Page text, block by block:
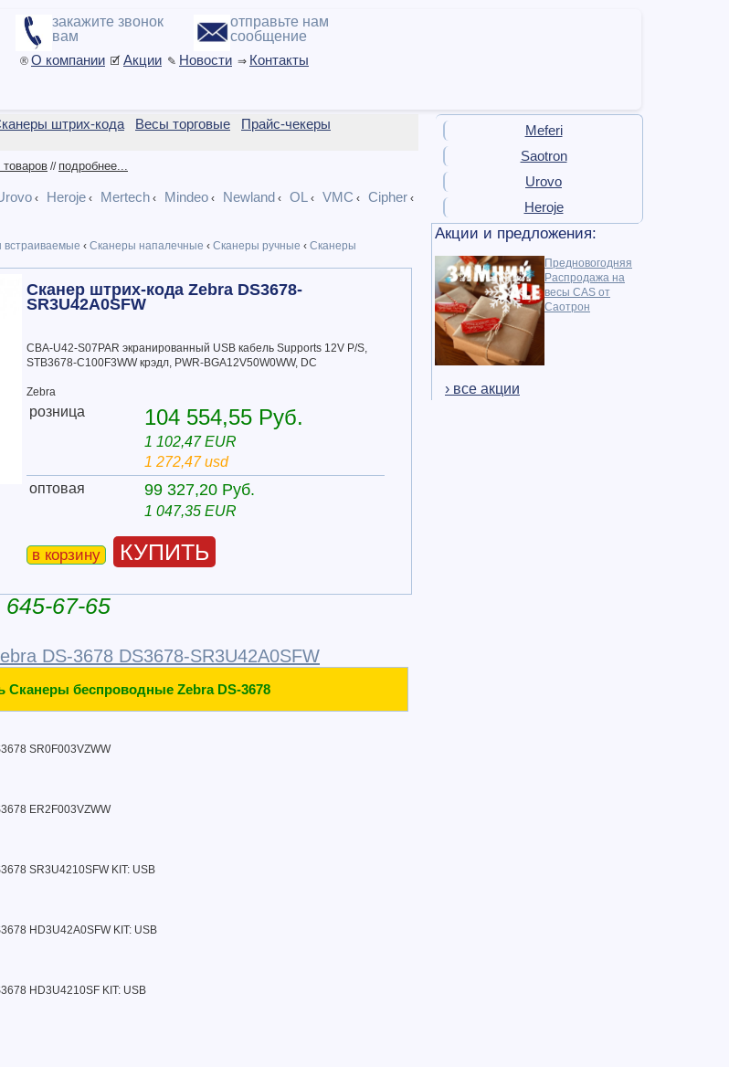
закажите звонок
вам
отправьте нам
сообщение
® О компании 🗹 Акции ✎ Новости ⇒ Контакты
Meferi
Saotron
Urovo
Heroje
Акции и предложения:
Предновогодняя
Распродажа на
весы CAS от
Саотрон
› все акции
штрих-кода Весы торговые
Прайс-чекеры
товаров // подробнее...
‹ Heroje ‹ Mertech ‹ Mindeo ‹ Newland ‹ OL ‹ VMC ‹ Cipher ‹
встраиваемые ‹ Сканеры напалечные ‹ Сканеры ручные ‹ Сканеры
Сканер штрих-кода Zebra DS3678-
SR3U42A0SFW
CBA-U42-S07PAR экранированный USB кабель Supports 12V P/S,
STB3678-C100F3WW крэдл, PWR-BGA12V50W0WW, DC
Zebra
розница 104 554,55 Руб.
1 102,47 EUR
1 272,47 usd
оптовая
99 327,20 Руб.
1 047,35 EUR
в корзину КУПИТЬ
645-67-65
DS-3678 DS3678-SR3U42A0SFW
Сканеры беспроводные Zebra DS-3678
SR0F003VZWW
ER2F003VZWW
SR3U4210SFW KIT: USB
HD3U42A0SFW KIT: USB
HD3U4210SF KIT: USB